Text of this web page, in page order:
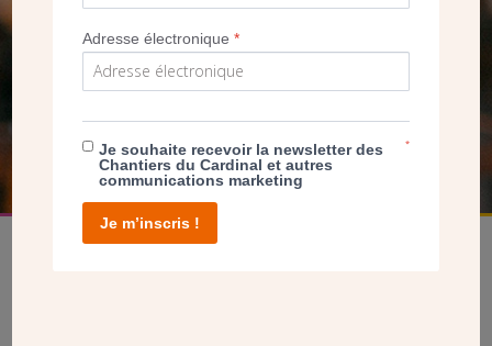
SEUL VOTRE DON
NOUS PERMET D’AGIR
FAIRE UN DON
Adresse électronique*
Je souhaite recevoir la newsletter des
Chantiers du Cardinal et autres
communications marketing
*
Je m’inscris !